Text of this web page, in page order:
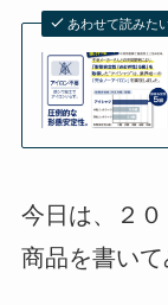
あわせて読みた
今日は、２
商品を書いて